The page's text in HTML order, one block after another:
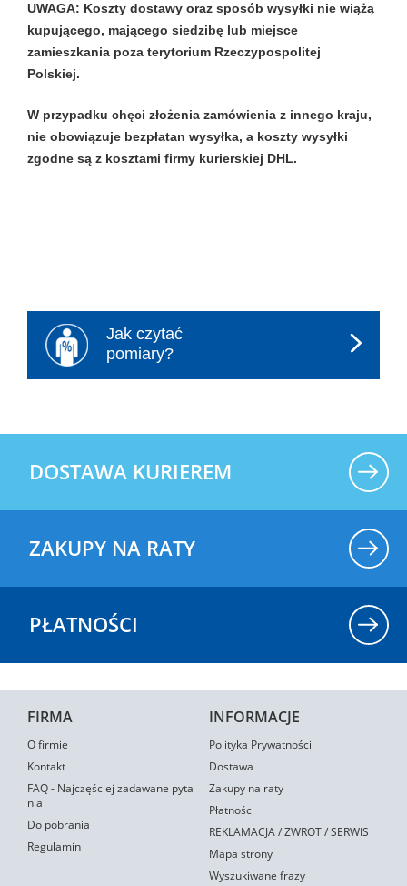
UWAGA: Koszty dostawy oraz sposób wysyłki nie wiążą
kupującego, mającego siedzibę lub miejsce
zamieszkania poza terytorium Rzeczypospolitej
Polskiej.
W przypadku chęci złożenia zamówienia z innego kraju,
nie obowiązuje bezpłatan wysyłka, a koszty wysyłki
zgodne są z kosztami firmy kurierskiej DHL.
Jak czytać
pomiary?
DOSTAWA KURIEREM
ZAKUPY NA RATY
PŁATNOŚCI
FIRMA
O firmie
Kontakt
FAQ - Najczęściej zadawane pyta
nia
Do pobrania
Regulamin
INFORMACJE
Polityka Prywatności
Dostawa
Zakupy na raty
Płatności
REKLAMACJA / ZWROT / SERWIS
Mapa strony
Wyszukiwane frazy